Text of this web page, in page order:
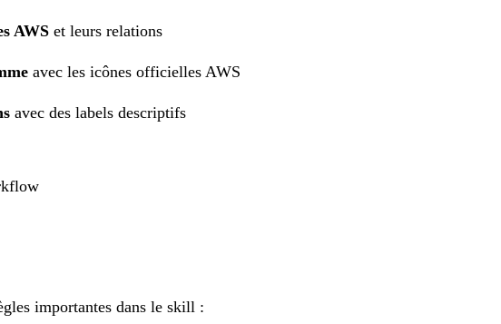
AWS et leurs relations
avec les icônes officielles AWS
avec des labels descriptifs
importantes dans le skill :